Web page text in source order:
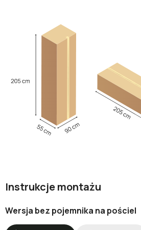
Instrukcje montażu
Wersja bez pojemnika na pościel